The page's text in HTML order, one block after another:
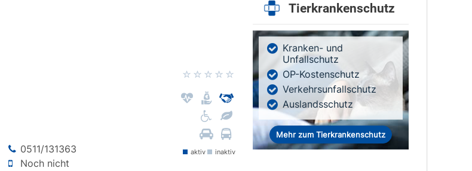
0511/131363
Noch nicht
aktiv inaktiv
Tierkrankenschutz
Kranken- und
Unfallschutz
OP-Kostenschutz
Verkehrsunfallschutz
Auslandsschutz
Mehr zum Tierkrankenschutz